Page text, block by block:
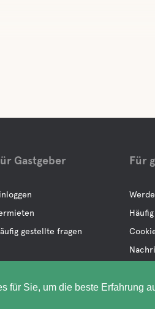
für Sie, um die beste Erfahrung
Gastgeber
gestellte fragen
Für